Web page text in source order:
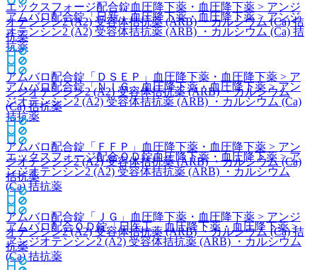
アムバロ配合錠「日新」血圧降下薬・血圧降下薬 > アンジ
オテンシン2 (A2) 受容体拮抗薬 (ARB) ・カルシウム (Ca) 拮
抗薬
アムバロ配合錠「ＮＩＧ」血圧降下薬・血圧降下薬 > アン
ジオテンシン2 (A2) 受容体拮抗薬 (ARB) ・カルシウム (Ca)
拮抗薬
エックスフォージ配合ＯＤ錠血圧降下薬・血圧降下薬 > ア
ンジオテンシン2 (A2) 受容体拮抗薬 (ARB) ・カルシウム
(Ca) 拮抗薬
アムバロ配合ＯＤ錠「日医工」 血圧降下薬・血圧降下薬 >
アンジオテンシン2 (A2) 受容体拮抗薬 (ARB) ・カルシウム
(Ca) 拮抗薬
エックスフォージ配合錠血圧降下薬・血圧降下薬 > アンジ
オテンシン2 (A2) 受容体拮抗薬 (ARB) ・カルシウム (Ca) 拮
抗薬
アムバロ配合錠「ＤＳＥＰ」
血圧降下薬・血圧降下薬 > ア
ンジオテンシン2 (A2) 受容体拮抗薬 (ARB) ・カルシウム
(Ca) 拮抗薬
アムバロ配合錠「ＦＦＰ」
血圧降下薬・血圧降下薬 > アン
ジオテンシン2 (A2) 受容体拮抗薬 (ARB) ・カルシウム (Ca)
拮抗薬
アムバロ配合錠「ＪＧ」
血圧降下薬・血圧降下薬 > アンジ
オテンシン2 (A2) 受容体拮抗薬 (ARB) ・カルシウム (Ca) 拮
抗薬